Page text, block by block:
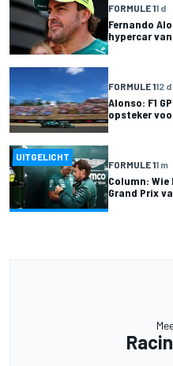
FORMULE 11 d
Fernando
hypercar
FORMULE 112 d
Alonso: F1
opsteker
UITGELICHT
FORMULE 11 m
Column:
Grand Prix